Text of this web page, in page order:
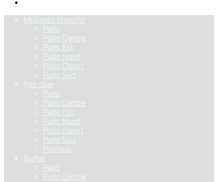
Meilleurs brunchs
Paris
Paris Centre
Paris Est
Paris Nord
Paris Ouest
Paris Sud
Pas cher
Paris
Paris Centre
Paris Est
Paris Nord
Paris Ouest
Paris Sud
Promos
Buffet
Paris
Paris Centre